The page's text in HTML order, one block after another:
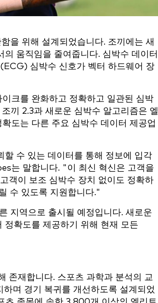
을 위해 설계되었습니다. 조끼에는 새
움직임을 줄여줍니다. 심박수 데이터
심박수 신호가 벡터 하드웨어 장
크를 완화하고 정확하고 일관된 심박
끼 2.3과 새로운 심박수 알고리즘은 엘
도는 다른 주요 심박수 데이터 제공업
수 있는 데이터를 통해 정보에 입각
는 말합니다. "이 최신 혁신은 고객을
객이 보조 심박수 장치 없이도 정확하
수 있도록 지원합니다."
지역으로 출시될 예정입니다. 새로운
정확도를 제공하기 위해 현재 모든
존재합니다. 스포츠 과학과 분석의 교
며 경기 복귀를 개선하도록 설계되었